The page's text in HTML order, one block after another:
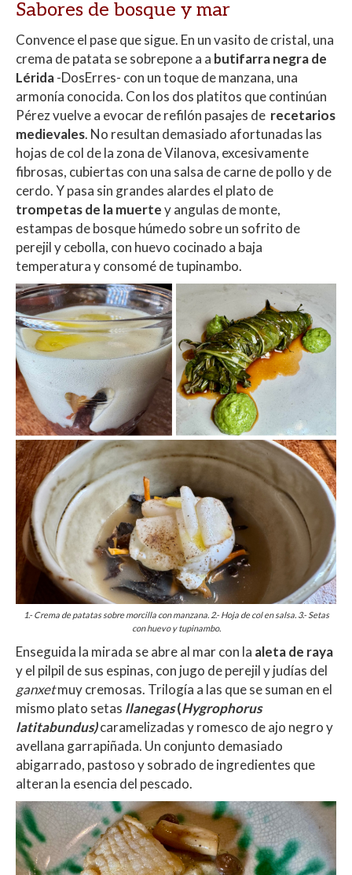
Sabores de bosque y mar
Convence el pase que sigue. En un vasito de cristal, una
crema de patata se sobrepone a a butifarra negra de
Lérida-DosErres- con un toque de manzana, una
armonía conocida. Con los dos platitos que continúan
Pérez vuelve a evocar de refilón pasajes de recetarios
medievales. No resultan demasiado afortunadas las
hojas de col de la zona de Vilanova, excesivamente
fibrosas, cubiertas con una salsa de carne de pollo y de
cerdo. Y pasa sin grandes alardes el plato de
trompetas de la muertey angulas de monte,
estampas de bosque húmedo sobre un sofrito de
perejil y cebolla, con huevo cocinado a baja
temperatura y consomé de tupinambo.
1.- Crema de patatas sobre morcilla con manzana. 2.- Hoja de col en salsa. 3.- Setas
con huevo y tupinambo.
Enseguida la mirada se abre al mar con la aleta de raya
y el pilpil de sus espinas, con jugo de perejil y judías del
ganxetmuy cremosas. Trilogía a las que se suman en el
mismo plato setas llanegas(Hygrophorus
latitabundus)caramelizadas y romesco de ajo negro y
avellana garrapiñada. Un conjunto demasiado
abigarrado, pastoso y sobrado de ingredientes que
alteran la esencia del pescado.